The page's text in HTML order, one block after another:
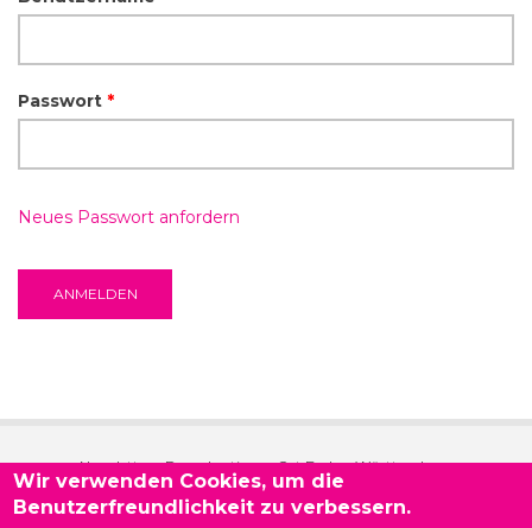
Passwort *
Neues Passwort anfordern
Newsletter - Demokratie vor Ort Baden-Württemberg
Wir verwenden Cookies, um die
Benutzerfreundlichkeit zu verbessern.